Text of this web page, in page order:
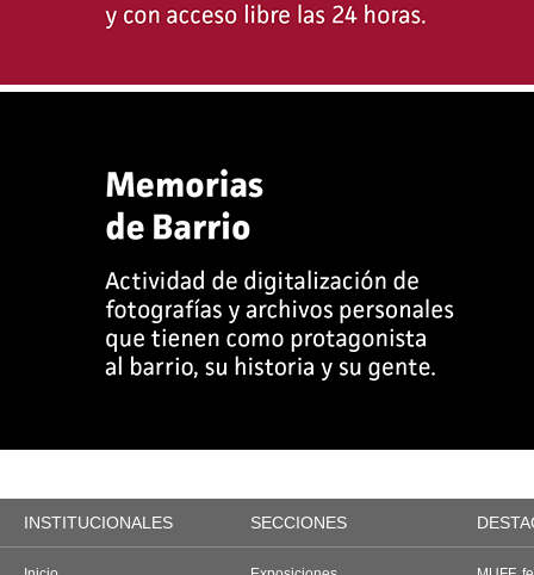
INSTITUCIONALES SECCIONES